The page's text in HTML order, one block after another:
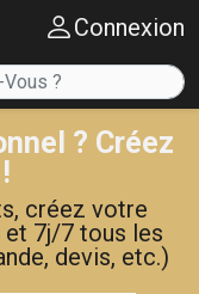
Connexion
? Créez
créez votre
7j/7 tous les
devis, etc.)